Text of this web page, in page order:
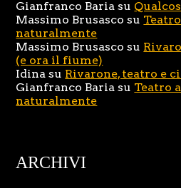
Gianfranco Baria su
Massimo Brusasco su
naturalmente
Massimo Brusasco su
(e ora il fiume)
Idina su Rivarone, teatro e
Gianfranco Baria su Teatro
naturalmente
ARCHIVI